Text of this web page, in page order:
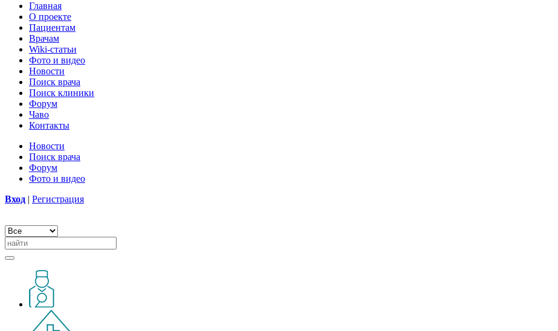
Главная
О проекте
Пациентам
Врачам
Wiki-статьи
Фото и видео
Новости
Поиск врача
Поиск клиники
Форум
Чаво
Контакты
Новости
Поиск врача
Форум
Фото и видео
Вход | Регистрация